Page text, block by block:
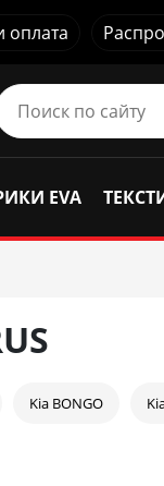
оплата
EVA
Kia BONGO